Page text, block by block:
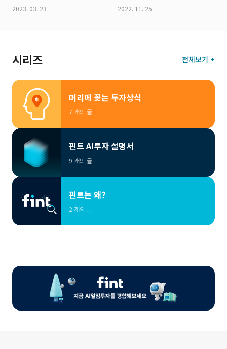
2023. 03. 23 2022. 11. 25
시리즈 전체보기 +
머리에 꽂는 투자상식
7 개의 글
핀트 AI투자 설명서
9 개의 글
핀트는 왜?
2 개의 글